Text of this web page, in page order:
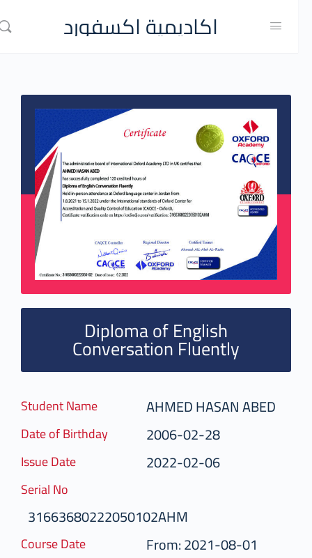
اكاديمية اكسفورد
Diploma of English
Conversation Fluently
Student Name AHMED HASAN ABED
Date of Birthday 2006-02-28
Issue Date 2022-02-06
Serial No
31663680222050102AHM
Course Date
From: 2021-08-01